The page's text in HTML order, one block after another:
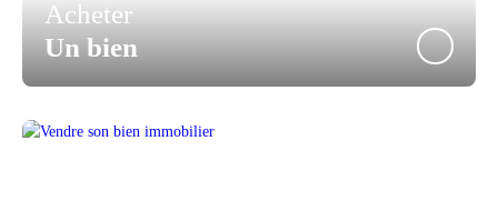
Acheter
Un bien